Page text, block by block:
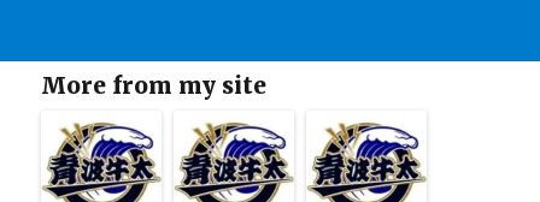
More from my site